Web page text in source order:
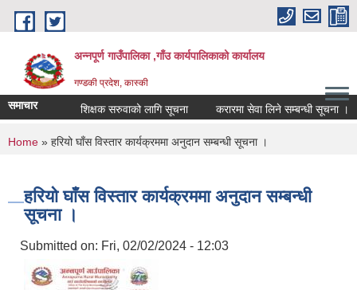
Skip to main content
अन्नपूर्ण गाउँपालिका ,गाँउ कार्यपालिकाको कार्यालय
गण्डकी प्रदेश, कास्की
समाचार शिक्षक सरुवाको लागि सूचना करारमा सेवा लिने सम्बन्धी सूचना ।
You are here
Home » हरियो घाँस विस्तार कार्यक्रममा अनुदान सम्बन्धी सूचना ।
हरियो घाँस विस्तार कार्यक्रममा अनुदान सम्बन्धी
सूचना ।
Submitted on: Fri, 02/02/2024 - 12:03